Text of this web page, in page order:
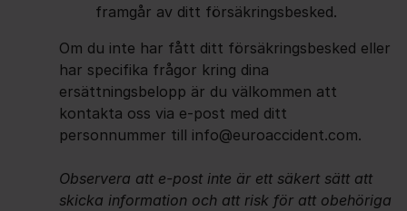
framgår av ditt försäkringsbesked.
Om du inte har fått ditt försäkringsbesked eller
har specifika frågor kring dina
ersättningsbelopp är du välkommen att
kontakta oss via e-post med ditt
personnummer till info@euroaccident.com.
Observera att e-post inte är ett säkert sätt att
skicka information och att risk för att obehöriga